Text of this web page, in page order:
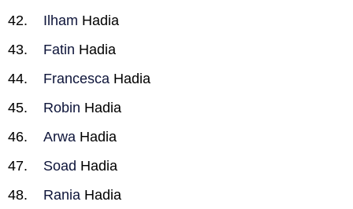
Ilham Hadia
Fatin Hadia
Francesca Hadia
Robin Hadia
Arwa Hadia
Soad Hadia
Rania Hadia